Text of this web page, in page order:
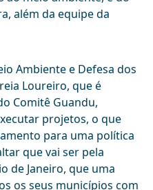
além da equipe da
Ambiente e Defesa dos
Loureiro, que é
Comitê Guandu,
projetos, o que
para uma política
que vai ser pela
de Janeiro, que uma
os seus municípios com